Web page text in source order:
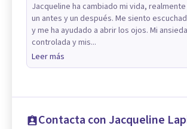
Jacqueline ha cambiado mi vida,
un antes y un después. Me siento
y me ha ayudado a abrir los ojos. Mi
controlada y mis...
Leer más
Contacta con Jacqueline